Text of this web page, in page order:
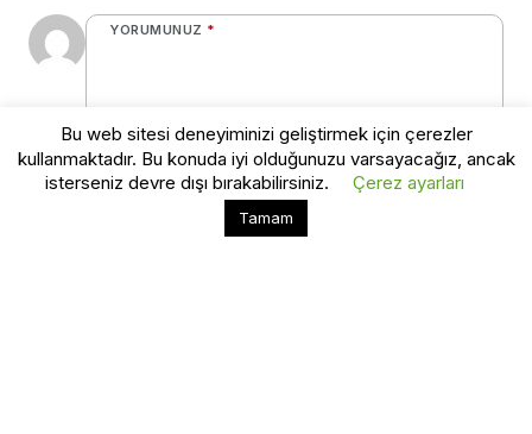
YORUMUNUZ *
/30 karakter
Bu web sitesinde en iyi deneyimi yaşamanızı sağlamak
için çerezler kullanılmaktadır.
Bu web sitesi deneyiminizi geliştirmek için çerezler
kullanmaktadır. Bu konuda iyi olduğunuzu varsayacağız, ancak
isterseniz devre dışı bırakabilirsiniz.
Çerez ayarları
Tamam